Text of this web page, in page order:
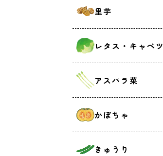
里芋
レタス・キャベツ
アスパラ菜
かぼちゃ
きゅうり